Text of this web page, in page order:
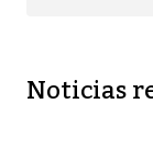
Noticias